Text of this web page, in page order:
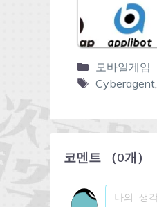
모바일게임
Cyberagent,
코멘트 （0개）